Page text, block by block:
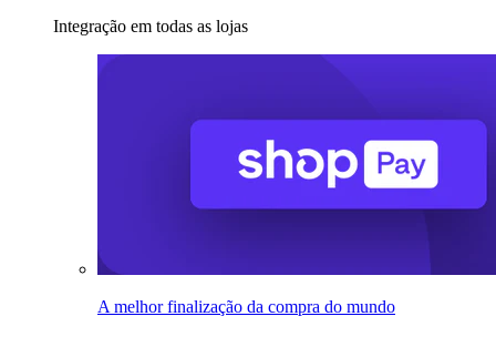
Integração em todas as lojas
A melhor finalização da compra do mundo